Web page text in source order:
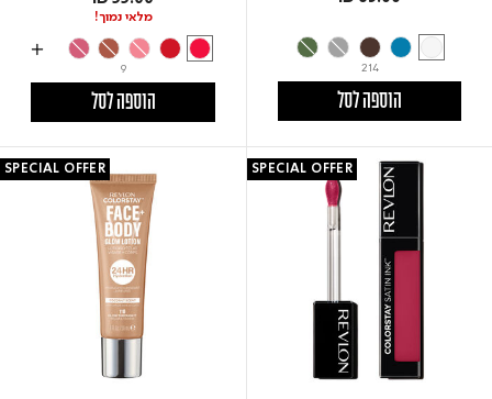
214
הוספה לסל
מלאי נמוך!
9
הוספה לסל
SPECIAL OFFER
SPECIAL OFFER